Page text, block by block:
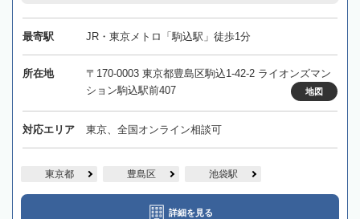
最寄駅 JR・東京メトロ「駒込駅」徒歩1分
所在地
〒170-0003 東京都豊島区駒込1-42-2 ライオンズマン
ション駒込駅前407
地図
対応エリア 東京、全国オンライン相談可
東京都 豊島区 池袋駅
詳細を見る